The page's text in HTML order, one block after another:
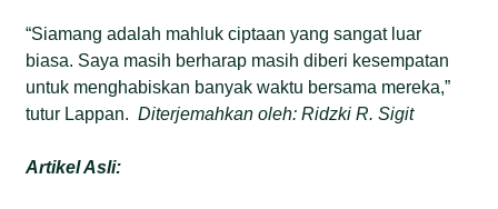
“Siamang adalah mahluk ciptaan yang sangat luar
biasa. Saya masih berharap masih diberi kesempatan
untuk menghabiskan banyak waktu bersama mereka,”
tutur Lappan.Diterjemahkan oleh: Ridzki R. Sigit
Artikel Asli: